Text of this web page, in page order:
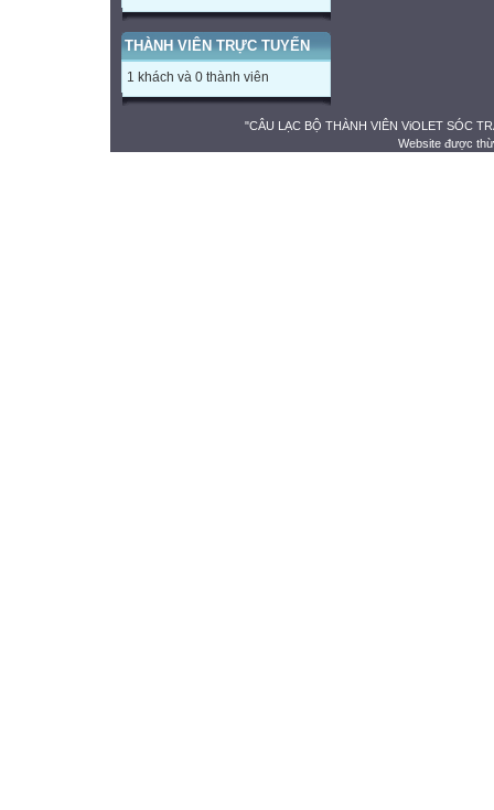
THÀNH VIÊN TRỰC TUYẾN
1 khách và 0 thành viên
"CÂU LẠC BỘ THÀNH VIÊN ViOLET SÓC
Website được